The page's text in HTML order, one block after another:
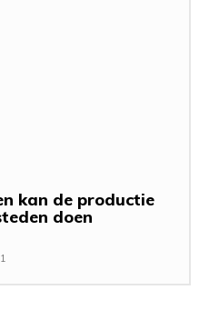
kan de productie
doen